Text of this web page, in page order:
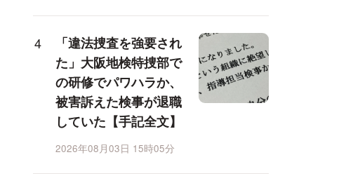
「違法捜査を強要され
た」大阪地検特捜部で
の研修でパワハラか、
被害訴えた検事が退職
していた【手記全文】
2026年08月03日 15時05分